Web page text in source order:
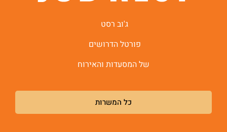
ג'וב רסט
פורטל הדרושים
של המסעדות והאירוח
כל המשרות